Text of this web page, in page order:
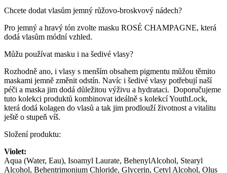
Chcete dodat vlasům jemný růžovo-broskvový nádech?
Pro jemný a hravý tón zvolte masku ROSÉ CHAMPAGNE, která
dodá vlasům módní vzhled.
Můžu používat masku i na šedivé vlasy?
Rozhodně ano, i vlasy s menším obsahem pigmentu můžou těmito
maskami jemně změnit odstín. Navíc i šedivé vlasy potřebují naší
péči a maska jim dodá důležitou výživu a hydrataci. Doporučujeme
tuto kolekci produktů kombinovat ideálně s kolekcí YouthLock,
která dodá kolagen do vlasů a tak jim prodlouží životnost a vitalitu
ještě o stupeň víš.
Složení produktu:
Violet:
Aqua (Water, Eau), Isoamyl Laurate, BehenylAlcohol, Stearyl
Alcohol, Behentrimonium Chloride, Glycerin, Cetyl Alcohol, Olus